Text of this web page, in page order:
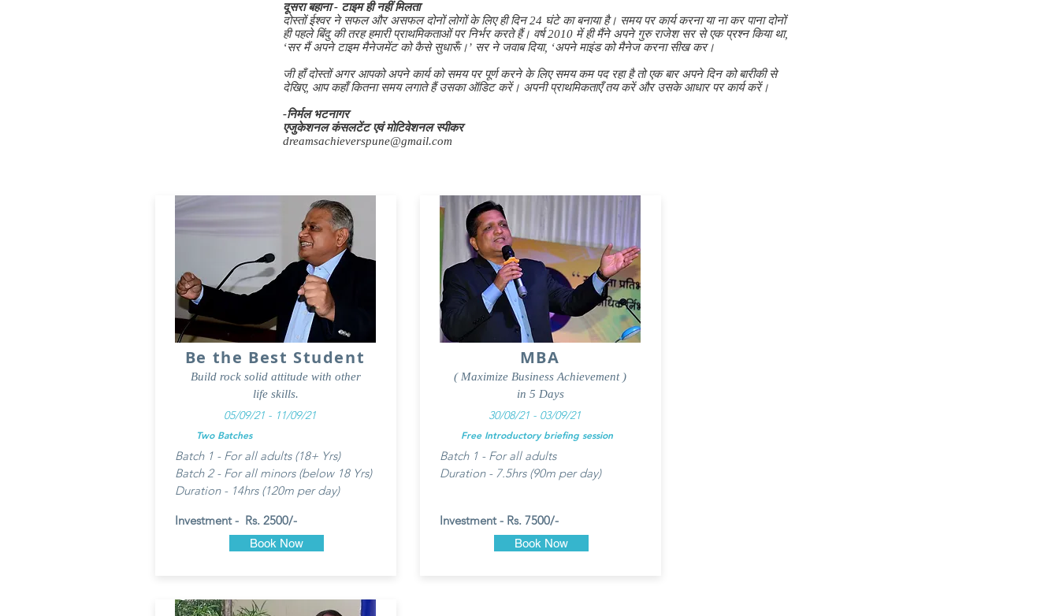
दूसरा बहाना - टाइम ही नहीं मिलता
दोस्तों ईश्वर ने सफल और असफल दोनों लोगों के लिए ही दिन 24 घंटे का बनाया है। समय पर कार्य करना या ना कर पाना दोनों
ही पहले बिंदु की तरह हमारी प्राथमिकताओं पर निर्भर करते हैं। वर्ष 2010 में ही मैंने अपने गुरु राजेश सर से एक प्रश्न किया था,
‘सर मैं अपने टाइम मैनेजमेंट को कैसे सुधारूँ।’ सर ने जवाब दिया, ‘अपने माइंड को मैनेज करना सीख कर।
जी हाँ दोस्तों अगर आपको अपने कार्य को समय पर पूर्ण करने के लिए समय कम पद रहा है तो एक बार अपने दिन को बारीकी से
देखिए, आप कहाँ कितना समय लगाते हैं उसका ऑडिट करें। अपनी प्राथमिकताएँ तय करें और उसके आधार पर कार्य करें।
-निर्मल भटनागर
एजुकेशनल कंसलटेंट एवं मोटिवेशनल स्पीकर
dreamsachieverspune@gmail.com
Be the Best Student
Build rock solid attitude with other
life skills.
05/09/21 - 11/09/21
Two Batches
Batch 1 - For all adults (18+ Yrs)
Batch 2 - For all minors (below 18 Yrs)
Duration - 14hrs (120m per day)
Investment - Rs. 2500/-
Book Now
MBA
( Maximize Business Achievement )
in 5 Days
30/08/21 - 03/09/21
Free Introductory briefing session
Batch 1 - For all adults
Duration - 7.5hrs (90m per day)
Investment - Rs. 7500/-
Book Now